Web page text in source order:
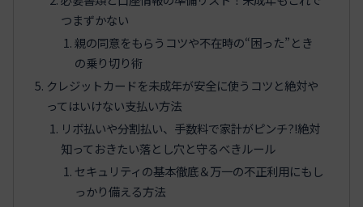
つまずかない
親の同意をもらうコツや不在時の“困った”とき
の乗り切り術
クレジットカードを未成年が安全に使うコツと絶対や
ってはいけない支払い方法
リボ払いや分割払い、手数料で家計がピンチ?!絶対
知っておきたい落とし穴と守るべきルール
セキュリティの基本徹底＆万一の不正利用にもし
っかり備える方法